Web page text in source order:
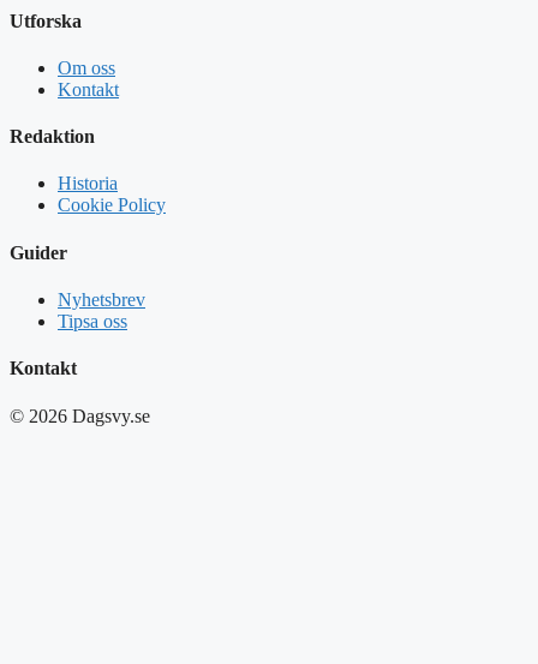
Utforska
Om oss
Kontakt
Redaktion
Historia
Cookie Policy
Guider
Nyhetsbrev
Tipsa oss
Kontakt
© 2026 Dagsvy.se